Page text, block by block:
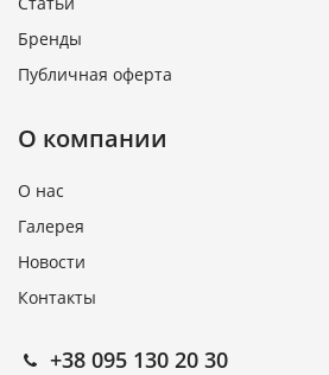
Бренды
Публичная оферта
О компании
О нас
Галерея
Новости
Контакты
+38 095 130 20 30